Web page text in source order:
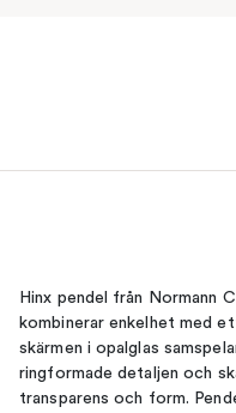
Hinx pendel från Normann
kombinerar enkelhet med
skärmen i opalglas
ringformade detaljen och
transparens och form.